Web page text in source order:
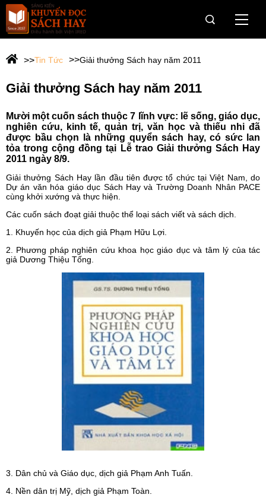
Trang Chủ
OneBook
Câu chuyện dân trí cho vùng khó
Hành trình Onebook
Tin tức & Sự kiện
Tài trợ
Web Viện IRED
Tin Tức Giải thưởng Sách hay năm 2011
Giải thưởng Sách hay năm 2011
Mười một cuốn sách thuộc 7 lĩnh vực: lẽ sống, giáo dục,
nghiên cứu, kinh tế, quản trị, văn học và thiếu nhi đã
được bầu chọn là những quyển sách hay, có sức lan
tỏa trong cộng đồng tại Lễ trao Giải thưởng Sách Hay
2011 ngày 8/9.
Giải thưởng Sách Hay lần đầu tiên được tổ chức tại Việt Nam, do
Dự án văn hóa giáo dục Sách Hay và Trường Doanh Nhân PACE
cùng khởi xướng và thực hiện.
Các cuốn sách đoạt giải thuộc thể loại sách viết và sách dịch.
1. Khuyến học của dịch giả Phạm Hữu Lợi.
2. Phương pháp nghiên cứu khoa học giáo dục và tâm lý của tác
giả Dương Thiệu Tống.
3. Dân chủ và Giáo dục, dịch giả Phạm Anh Tuấn.
4. Nền dân trị Mỹ, dịch giả Phạm Toàn.